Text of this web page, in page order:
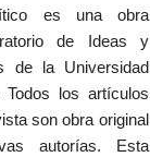
es una obra
de Ideas y
de la Universidad
Todos los artículos
son obra original
autorías. Esta